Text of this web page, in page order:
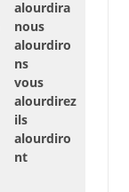
alourdira
nous
alourdiro
ns
vous
alourdirez
ils
alourdiro
nt